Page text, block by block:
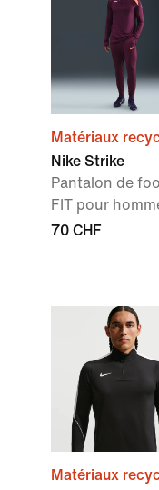
Matériaux
Nike Strike
Pantalon de
FIT pour
70 CHF
Matériaux